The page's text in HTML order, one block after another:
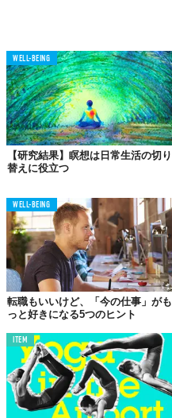
WELL-BEING
【研究結果】瞑想は日常生活の切り
替えに役立つ
WELL-BEING
転職もいいけど、「今の仕事」がも
っと好きになる5つのヒント
ITEM